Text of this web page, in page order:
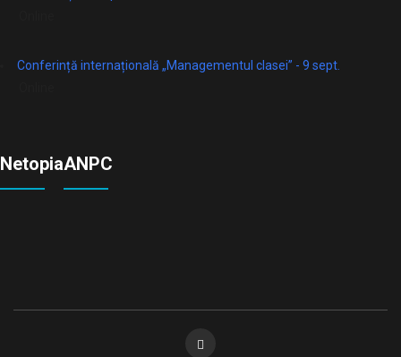
Conferință internațională „Managementul clasei” - 9 sept.
NetopiaANPC